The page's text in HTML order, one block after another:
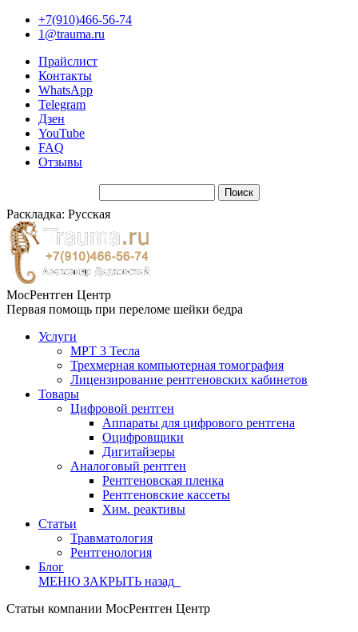
+7(910)466-56-74
1@trauma.ru
Прайслист
Контакты
WhatsApp
Telegram
Дзен
YouTube
FAQ
Отзывы
Раскладка: Русская
МосРентген Центр
Первая помощь при переломе шейки бедра
Услуги
МРТ 3 Тесла
Трехмерная компьютерная томография
Лицензирование рентгеновских кабинетов
Товары
Цифровой рентген
Аппараты для цифрового рентгена
Оцифровщики
Дигитайзеры
Аналоговый рентген
Рентгеновская пленка
Рентгеновские кассеты
Хим. реактивы
Статьи
Травматология
Рентгенология
Блог
МЕНЮ ЗАКРЫТЬ назад
Статьи компании МосРентген Центр